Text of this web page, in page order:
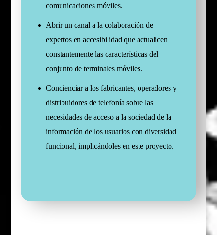
comunicaciones móviles.
Abrir un canal a la colaboración de
expertos en accesibilidad que actualicen
constantemente las características del
conjunto de terminales móviles.
Concienciar a los fabricantes, operadores y
distribuidores de telefonía sobre las
necesidades de acceso a la sociedad de la
información de los usuarios con diversidad
funcional, implicándoles en este proyecto.